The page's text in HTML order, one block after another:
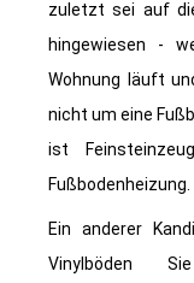
zuletzt sei auf
hingewiesen -
Wohnung läuft
nicht um eine
ist
Fußbodenheizung.
Ein anderer
Vinylböden